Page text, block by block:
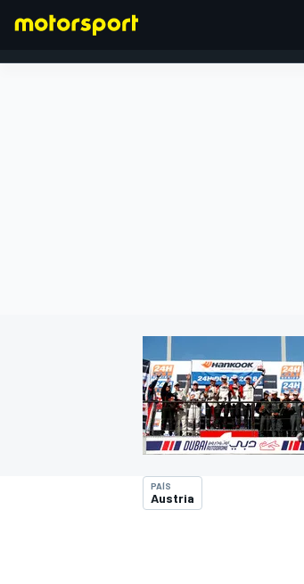
INDYCAR
PAÍS
Austria